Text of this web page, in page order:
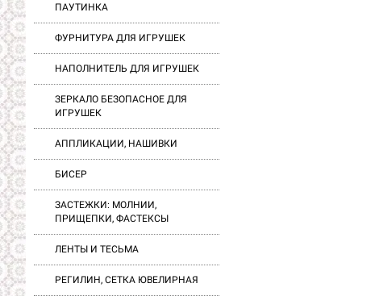
ПАУТИНКА
ФУРНИТУРА ДЛЯ ИГРУШЕК
НАПОЛНИТЕЛЬ ДЛЯ ИГРУШЕК
ЗЕРКАЛО БЕЗОПАСНОЕ ДЛЯ
ИГРУШЕК
АППЛИКАЦИИ, НАШИВКИ
БИСЕР
ЗАСТЕЖКИ: МОЛНИИ,
ПРИЩЕПКИ, ФАСТЕКСЫ
ЛЕНТЫ И ТЕСЬМА
РЕГИЛИН, СЕТКА ЮВЕЛИРНАЯ